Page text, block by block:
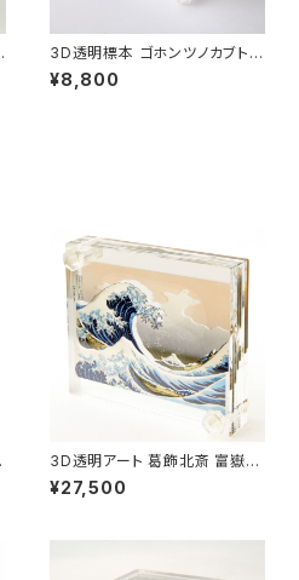
3D透明標本 ゴホンツノカブトム
シ ネジ 3Dデータ収録USBメモ
リ付
¥8,800
3D透明アート 葛飾北斎 富嶽三
十六景 神奈川沖浪裏 ラージサ
イズ L
¥27,500